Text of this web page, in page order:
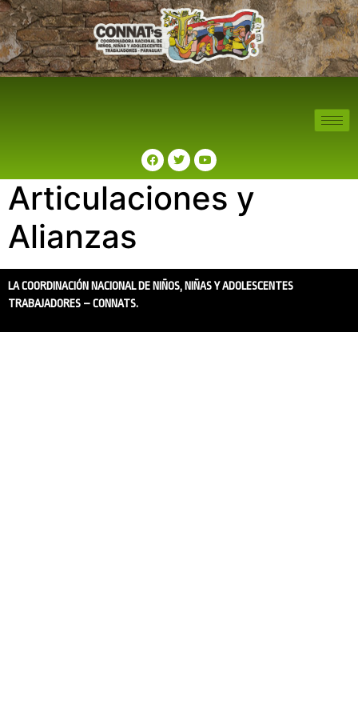
Articulaciones y
Alianzas
LA COORDINACIÓN NACIONAL DE NIÑOS, NIÑAS Y ADOLESCENTES
TRABAJADORES – CONNATS.